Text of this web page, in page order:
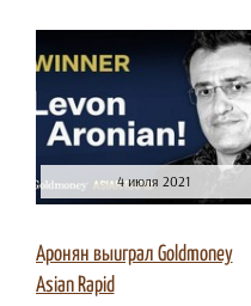
4 июля 2021
Аронян выиграл Goldmoney
Asian Rapid